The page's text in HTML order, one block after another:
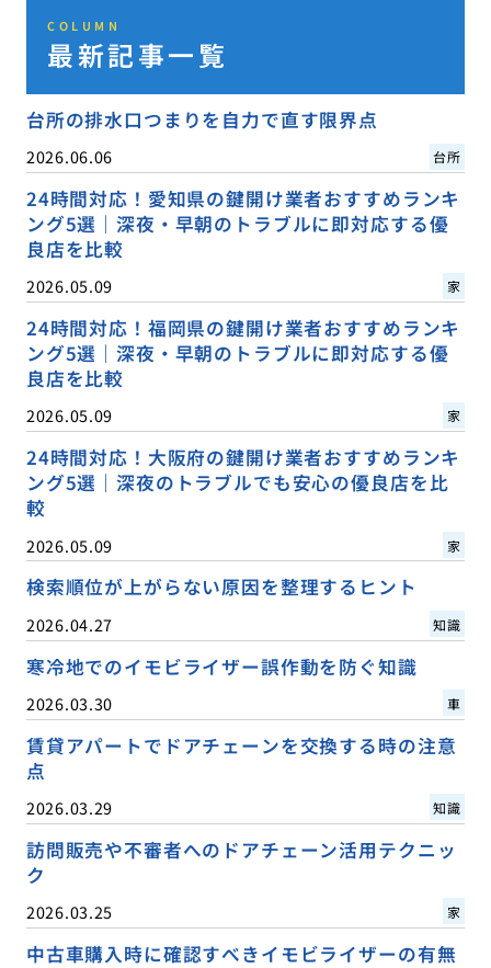
COLUMN
最新記事一覧
台所の排水口つまりを自力で直す限界点
2026.06.06 台所
24時間対応！愛知県の鍵開け業者おすすめランキ
ング5選｜深夜・早朝のトラブルに即対応する優
良店を比較
2026.05.09 家
24時間対応！福岡県の鍵開け業者おすすめランキ
ング5選｜深夜・早朝のトラブルに即対応する優
良店を比較
2026.05.09 家
24時間対応！大阪府の鍵開け業者おすすめランキ
ング5選｜深夜のトラブルでも安心の優良店を比
較
2026.05.09 家
検索順位が上がらない原因を整理するヒント
2026.04.27 知識
寒冷地でのイモビライザー誤作動を防ぐ知識
2026.03.30 車
賃貸アパートでドアチェーンを交換する時の注意
点
2026.03.29 知識
訪問販売や不審者へのドアチェーン活用テクニッ
ク
2026.03.25 家
中古車購入時に確認すべきイモビライザーの有無